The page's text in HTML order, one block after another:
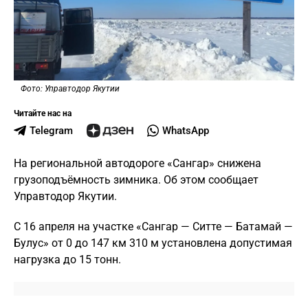
Фото: Управтодор Якутии
Читайте нас на
Telegram WhatsApp
На региональной автодороге «Сангар» снижена
грузоподъёмность зимника. Об этом сообщает
Управтодор Якутии.
С 16 апреля на участке «Сангар — Ситте — Батамай —
Булус» от 0 до 147 км 310 м установлена допустимая
нагрузка до 15 тонн.